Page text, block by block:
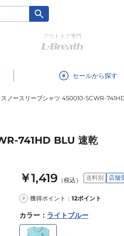
アウトドア専門
セール
ノースリーブシャツ 4S0010-SCWR-
741HD BLU 速乾
￥1,419 （税込） 送料別 店舗
P 獲得ポイント： 12ポイント
カラー ： ライトブルー